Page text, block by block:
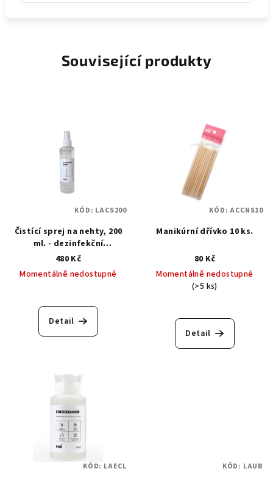
Související produkty
Čistící sprej na nehty, 200
ml. - dezinfekční
prostředek
480 Kč
Momentálně nedostupné
hodnocení
produktu
hvězdiček.
Detail
KÓD: LACS200
Manikúrní dřívko 10 ks.
80 Kč
Momentálně nedostupné
(>5 ks)
Detail
KÓD:ACCNS10
KÓD: LAECL KÓD: LAUB